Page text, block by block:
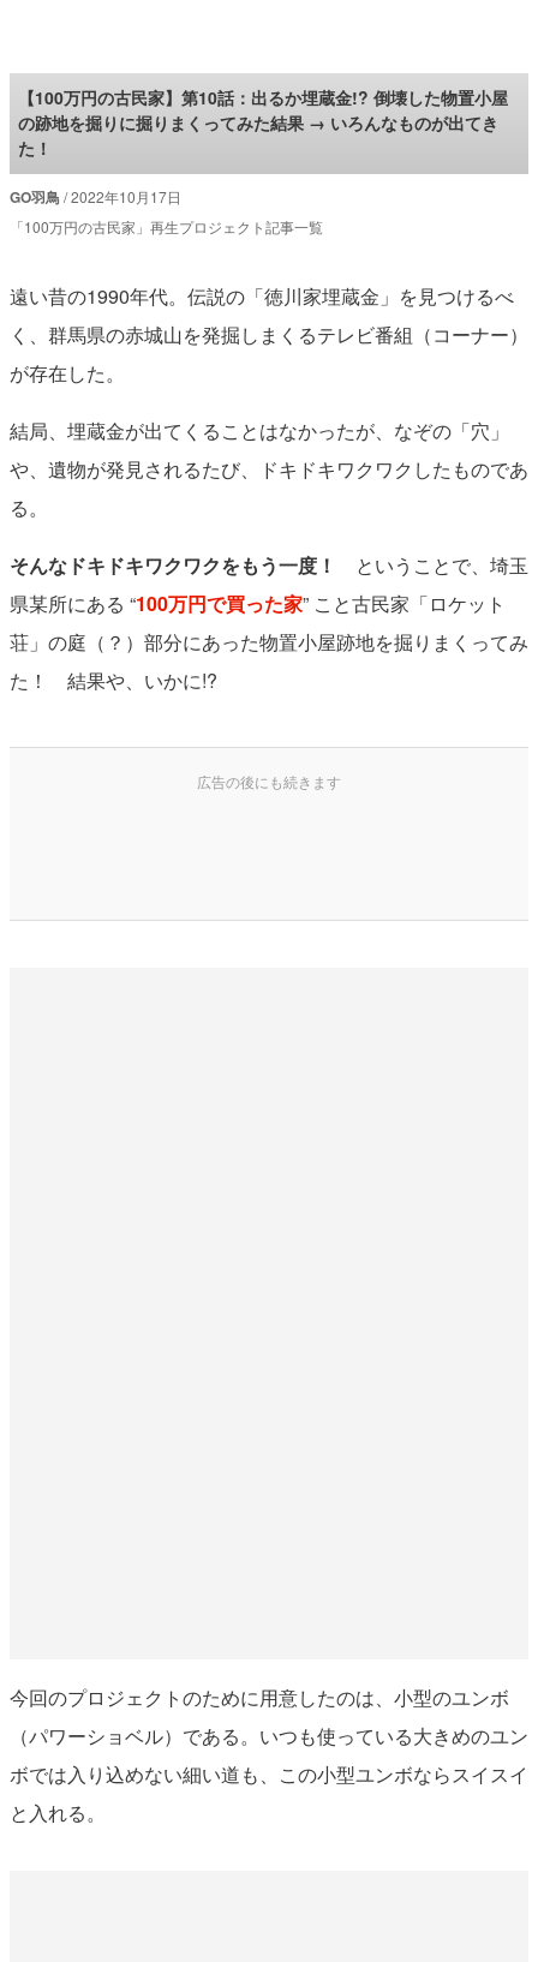
ロケットニュース24
【100万円の古民家】第10話：出るか埋蔵金!? 倒壊した物置小屋
の跡地を掘りに掘りまくってみた結果 → いろんなものが出てき
た！
GO羽鳥 2022年10月17日
「100万円の古民家」再生プロジェクト記事一覧
遠い昔の1990年代。伝説の「徳川家埋蔵金」を見つけるべ
く、群馬県の赤城山を発掘しまくるテレビ番組（コーナー）
が存在した。
結局、埋蔵金が出てくることはなかったが、なぞの「穴」
や、遺物が発見されるたび、ドキドキワクワクしたものであ
る。
そんなドキドキワクワクをもう一度！
ということで、埼玉
県某所にある “100万円で買った家” こと古民家「ロケット
荘」の庭（？）部分にあった物置小屋跡地を掘りまくってみ
た！ 結果や、いかに!?
今回のプロジェクトのために用意したのは、小型のユンボ
（パワーショベル）である。いつも使っている大きめのユン
ボでは入り込めない細い道も、この小型ユンボならスイスイ
と入れる。